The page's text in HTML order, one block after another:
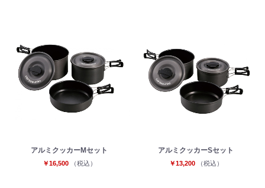
アルミクッカーMセット
￥16,500 （税込）
アルミクッカーSセット
￥13,200 （税込）
お買い物を続ける